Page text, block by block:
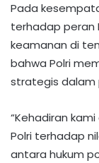
Pada
terhadap peran
keamanan di
bahwa Polri
strategis dalam
“Kehadiran
Polri terhadap
antara hukum